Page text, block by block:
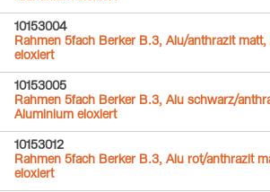
10153004
Rahmen 5fach Berker B.3, Alu/anthrazit
eloxiert
10153005
Rahmen 5fach Berker B.3, Alu schwarz/
Aluminium eloxiert
10153012
Rahmen 5fach Berker B.3, Alu rot/anthrazit
eloxiert